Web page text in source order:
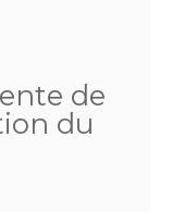
de
du